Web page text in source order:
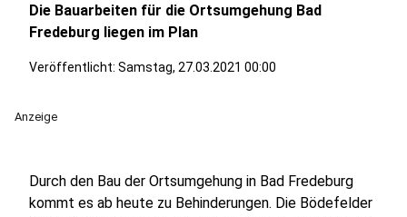
Die Bauarbeiten für die Ortsumgehung Bad
Fredeburg liegen im Plan
Veröffentlicht: Samstag, 27.03.2021 00:00
Anzeige
Durch den Bau der Ortsumgehung in Bad Fredeburg
kommt es ab heute zu Behinderungen. Die Bödefelder